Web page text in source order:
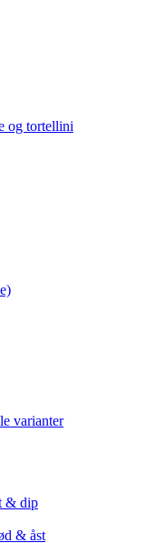
og tortellini
varianter
& dip
& åst